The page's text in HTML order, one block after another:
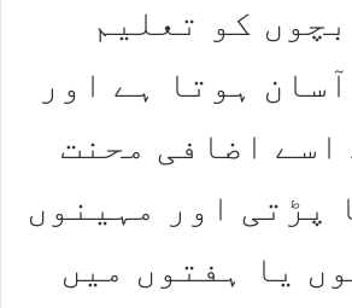
کو تعلیم
ہوتا ہے اور
اسے اضافی محنت
پڑتی اور مہینوں
یا ہفتوں میں